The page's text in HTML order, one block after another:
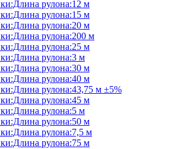
рулона:12 м
рулона:15 м
рулона:20 м
рулона:200 м
рулона:25 м
рулона:3 м
рулона:30 м
рулона:40 м
рулона:43,75 м ±5%
рулона:45 м
рулона:5 м
рулона:50 м
рулона:7,5 м
рулона:75 м